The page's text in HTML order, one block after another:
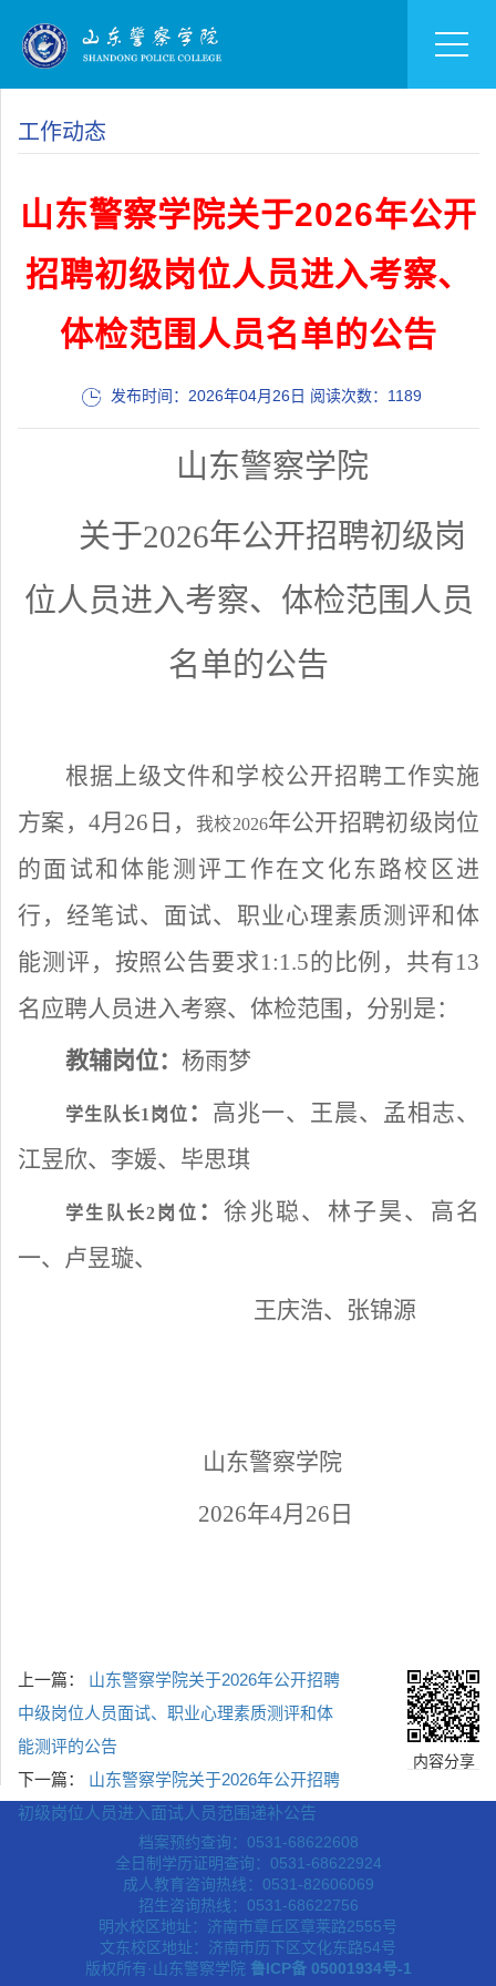
工作动态
山东警察学院关于2026年公开
招聘初级岗位人员进入考察、
体检范围人员名单的公告
发布时间：2026年04月26日 阅读次数： 1189
山东警察学院
关于2026年公开招聘初级岗
位人员进入考察、体检范围人员
名单的公告
根据上级文件和学校公开招聘工作实施
方案 ， 4月 26 日，我校2026年公开招聘初级岗位
的面试和体能测评工作在文化东路校区进
行，经笔试、 面试、职业心理素质测评和体
能测评， 按照公告要求1:1.5的比例 ， 共有13
名应聘人员进入考察、体检范围，分别是：
教辅岗位： 杨雨梦
学生队长1岗位 ： 高兆一、王晨、孟相志、
江昱欣、李媛、毕思琪
学生队长2岗位 ：徐兆聪、林子昊、高名
一、卢昱璇、
王庆浩、张锦源
山东警察学院
2026年4月 26 日
上一篇： 山东警察学院关于2026年公开招聘
中级岗位人员面试、职业心理素质测评和体
能测评的公告
下一篇： 山东警察学院关于2026年公开招聘
初级岗位人员进入面试人员范围递补公告
内容分享
档案预约查询：0531-68622608
全日制学历证明查询：0531-68622924
成人教育咨询热线：0531-82606069
招生咨询热线：0531-68622756
明水校区地址：济南市章丘区章莱路2555号
文东校区地址：济南市历下区文化东路54号
版权所有·山东警察学院 鲁ICP备 05001934号-1